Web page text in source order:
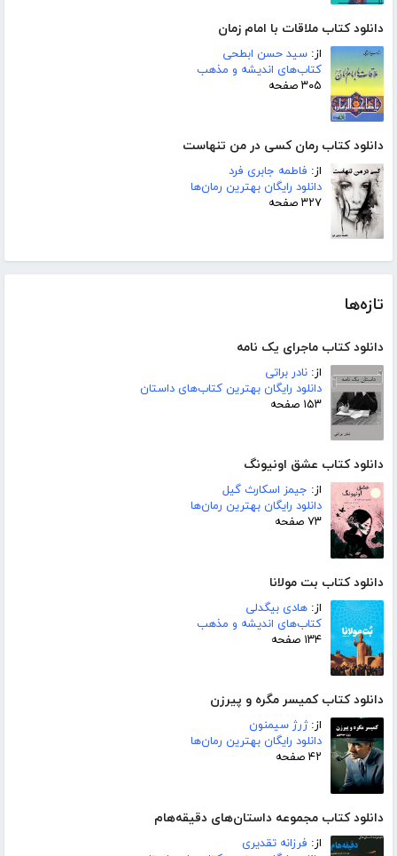
دانلود کتاب ملاقات با امام زمان
از: سید حسن ابطحی
کتاب‌های اندیشه و مذهب
۳۰۵ صفحه
دانلود کتاب رمان کسی در من تنهاست
از: فاطمه جابری فرد
دانلود رایگان بهترین رمان‌ها
۳۲۷ صفحه
تازه‌ها
دانلود کتاب ماجرای یک نامه
از: نادر براتی
دانلود رایگان بهترین کتاب‌های داستان
۱۵۳ صفحه
دانلود کتاب عشق اونیونگ
از: جیمز اسکارث گیل
دانلود رایگان بهترین رمان‌ها
۷۳ صفحه
دانلود کتاب بت مولانا
از: هادی بیگدلی
کتاب‌های اندیشه و مذهب
۱۳۴ صفحه
دانلود کتاب کمیسر مگره و پیرزن
از:ژرژ سیمنون
دانلود رایگان بهترین رمان‌ها
۴۲ صفحه
دانلود کتاب مجموعه داستان‌های دقیقه‌هام
از: فرزانه تقدیری